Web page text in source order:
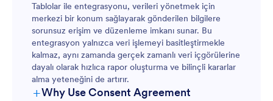
Tablolar ile entegrasyonu, verileri yönetmek için
merkezi bir konum sağlayarak gönderilen bilgilere
sorunsuz erişim ve düzenleme imkanı sunar. Bu
entegrasyon yalnızca veri işlemeyi basitleştirmekle
kalmaz, aynı zamanda gerçek zamanlı veri içgörülerine
dayalı olarak hızlıca rapor oluşturma ve bilinçli kararlar
alma yeteneğini de artırır.
+Why Use Consent Agreement